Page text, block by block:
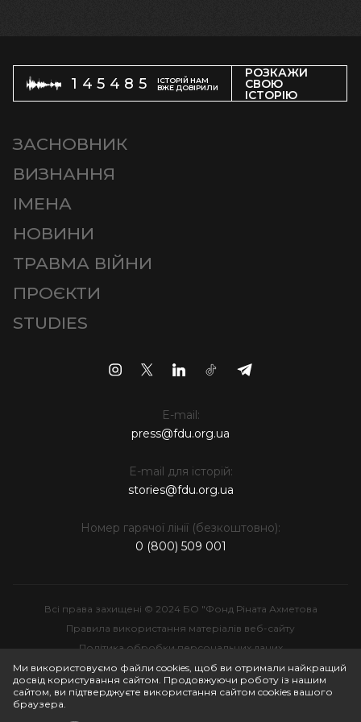
145485
ІСТОРІЙ НАМ
ВЖЕ ДОВІРИЛИ
РОЗКАЖИ
СВОЮ
ІСТОРІЮ
ЗАСНОВНИК
ВИЗНАННЯ
ІМЕНА
НОВИНИ
ТРАВМА ВІЙНИ
ПРОЄКТИ
STUDIES
E-mail:
press@fdu.org.ua
E-mail для історій:
stories@fdu.org.ua
Номер гарячої лінії (безкоштовно):
0 (800) 509 001
Всі права захищені © 2024 БО "Фонд Ріната Ахметова
Правила використання матеріалів веб-сайту
Політика обробки персональних даних
Інтелектуальна власність
Ми використовуємо файли cookies, щоб ви отримали найкращий
досвід користування сайтом. Продовжуючи роботу із нашим
сайтом, ви підтверджуєте використання сайтом cookies вашого
браузера.